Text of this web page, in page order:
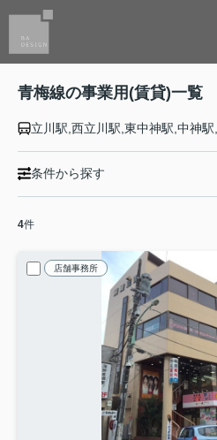
青梅線の事業用(賃貸)一覧
条件から探す
4件
店舗事務所